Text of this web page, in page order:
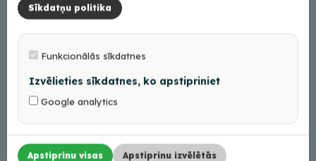
Darba laiks
Sīkdatņu politika
Funkcionālās sīkdatnes
Izvēlieties sīkdatnes, ko apstipriniet
Google analytics
Apstiprinu visas Apstiprinu izvēlētās